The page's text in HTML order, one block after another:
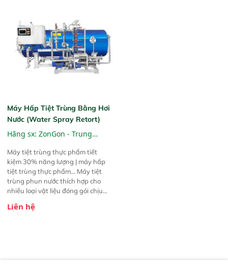
bị lắng cặn). Phương pháp tiệt
trùng: Phun nước, ngâm nước,
hấp hơi nước.
Máy Hấp Tiệt Trùng Bằng Hơi
Nước (Water Spray Retort)
Hãng sx: ZonGon - Trung
Máy tiệt trùng thực phẩm tiết
kiệm 30% năng lượng | máy hấp
tiệt trùng thực phẩm... Máy tiệt
trùng phun nước thích hợp cho
nhiều loại vật liệu đóng gói chịu
kim loại: lon thiếc, lon nhôm; 3.
Liên hệ